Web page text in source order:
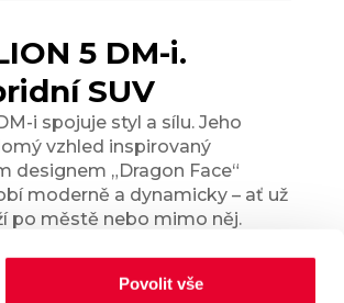
Povolit vše
5 DM-i.
SUV
i spojuje styl a sílu. Jeho
vzhled inspirovaný
designem „Dragon Face“
moderně a dynamicky – ať už
po městě nebo mimo něj.